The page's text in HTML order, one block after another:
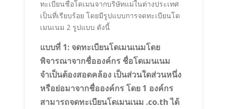
ทะเบียนชื่อโดเมนจากบริษัทแม่ในต่างประเทศ
เป็นที่เรียบร้อย โดยมีรูปแบบการจดทะเบียนโด
เมนเนม 2 รูปแบบ ดังนี้
แบบที่ 1: จดทะเบียนโดเมนเนมโดย
พิจารณาจากชื่อองค์กร ชื่อโดเมนเนม
จำเป็นต้องสอดคล้อง เป็นส่วนใดส่วนหนึ่ง
หรือย่อมาจากชื่อองค์กร โดย 1 องค์กร
สามารถจดทะเบียนโดเมนเนม .co.th ได้